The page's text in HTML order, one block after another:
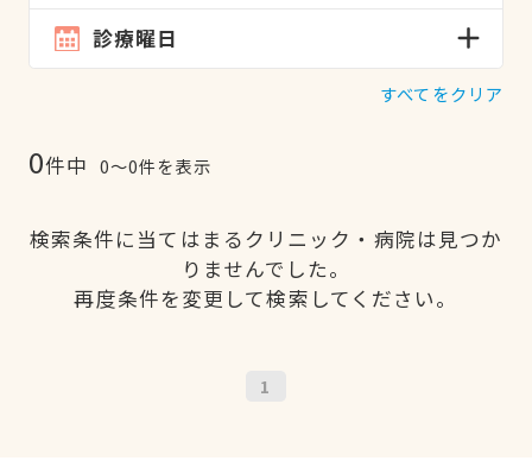
診療曜日
すべてをクリア
0件中 0〜0件を表示
検索条件に当てはまるクリニック・病院は見つか
りませんでした。
再度条件を変更して検索してください。
1